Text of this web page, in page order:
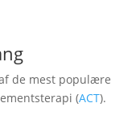
de mest populære
(ACT).